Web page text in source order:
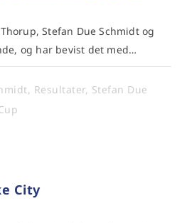
Stefan Due Schmidt og
og har bevist det med…
, Resultater, Stefan Due
City